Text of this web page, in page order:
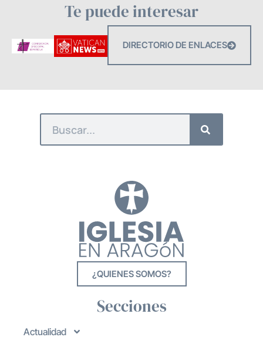
Te puede interesar
DIRECTORIO DE ENLACES
¿QUIENES SOMOS?
Secciones
Actualidad